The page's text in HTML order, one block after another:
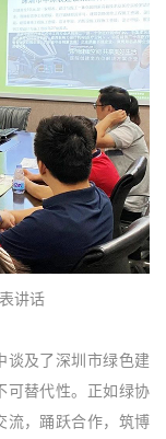
讲话
谈及了深圳市绿色建
可替代性。正如绿协
流，踊跃合作，筑博